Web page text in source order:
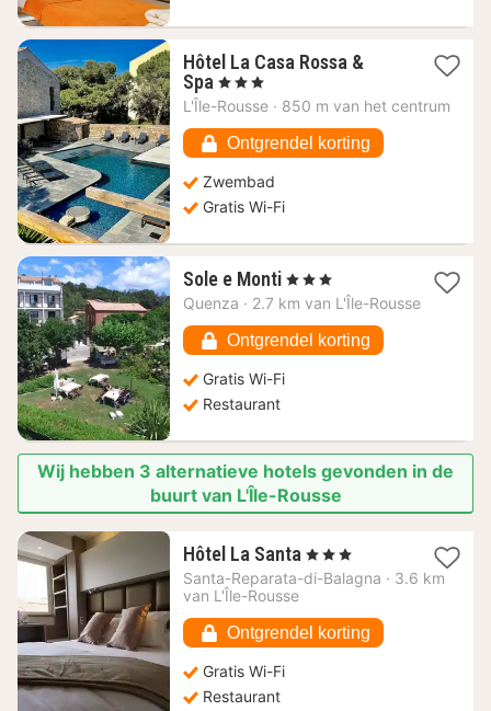
Hôtel La Casa Rossa &
Spa 1
nacht
211,56
€
, 3 Sterren
L'Île-Rousse · 850 m van het centrum
Ontgrendel korting
Zwembad
Gratis Wi-Fi
Sole e Monti 1
nacht
105,78
€
, 3 Sterren
Quenza · 2.7 km van L'Île-Rousse
Ontgrendel korting
Gratis Wi-Fi
Restaurant
Wij hebben 3 alternatieve hotels gevonden in de
buurt van L'Île-Rousse
Hôtel La Santa 1
nacht
€
, 3 Sterren
Santa-Reparata-di-Balagna · 3.6 km
van L'Île-Rousse
Ontgrendel korting
Gratis Wi-Fi
Restaurant